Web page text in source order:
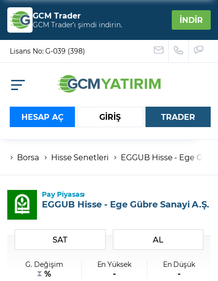
GCM Trader
GCM Trader’ı şimdi indirin. İNDİR
Lisans No: G-039 (398)
HESAP AÇ GİRİŞ
Hesap numaranız
Şifremi Unuttum
TRADER
Borsa Hisse Senetleri EGGUB Hisse - Ege
Pay Piyasası
EGGUB Hisse - Ege Gübre Sanayi A.Ş.
SAT AL
G. Değişim
%
En Yüksek
-
En Düşük
-